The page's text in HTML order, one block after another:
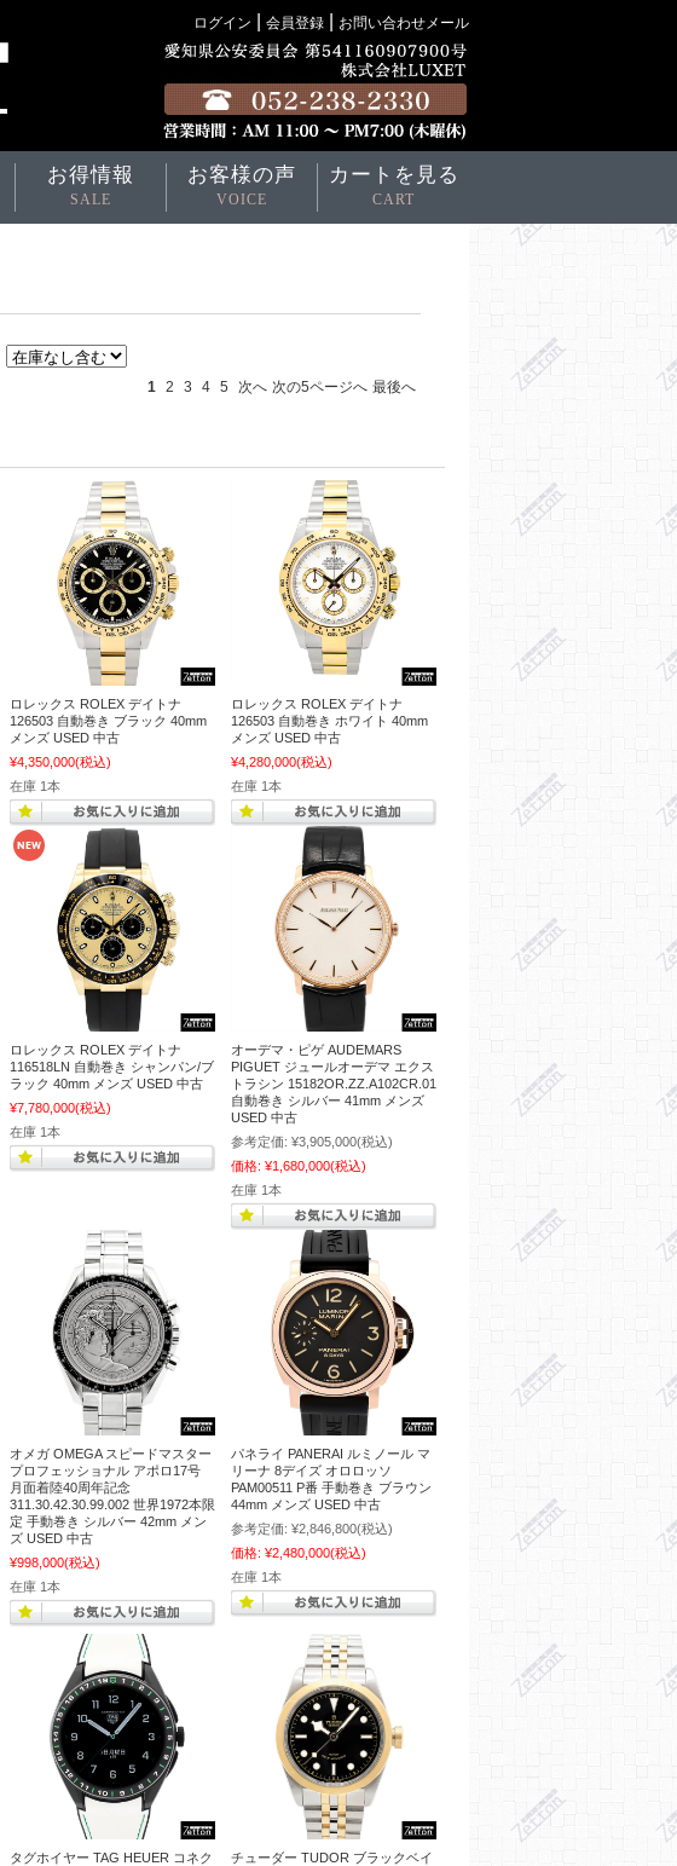
ログイン 会員登録 お問い合わせメール
お得情報
SALE
お客様の声
VOICE
カートを見る
CART
1 2 3 4 5 次へ 次の5ページへ 最後へ
ロレックス ROLEX デイトナ
126503 自動巻き ブラック 40mm
メンズ USED 中古
¥4,350,000(税込)
在庫 1本
ロレックス ROLEX デイトナ
126503 自動巻き ホワイト 40mm
メンズ USED 中古
¥4,280,000(税込)
在庫 1本
ロレックス ROLEX デイトナ
116518LN 自動巻き シャンパン/ブ
ラック 40mm メンズ USED 中古
¥7,780,000(税込)
在庫 1本
オーデマ・ピゲ AUDEMARS
PIGUET ジュールオーデマ エクス
トラシン 15182OR.ZZ.A102CR.01
自動巻き シルバー 41mm メンズ
USED 中古
参考定価: ¥3,905,000(税込)
価格: ¥1,680,000(税込)
在庫 1本
オメガ OMEGA スピードマスター
プロフェッショナル アポロ17号
月面着陸40周年記念
311.30.42.30.99.002 世界1972本限
定 手動巻き シルバー 42mm メン
ズ USED 中古
¥998,000(税込)
在庫 1本
パネライ PANERAI ルミノール マ
リーナ 8デイズ オロロッソ
PAM00511 P番 手動巻き ブラウン
44mm メンズ USED 中古
参考定価: ¥2,846,800(税込)
価格: ¥2,480,000(税込)
在庫 1本
タグホイヤー TAG HEUER コネク
チューダー TUDOR ブラックベイ